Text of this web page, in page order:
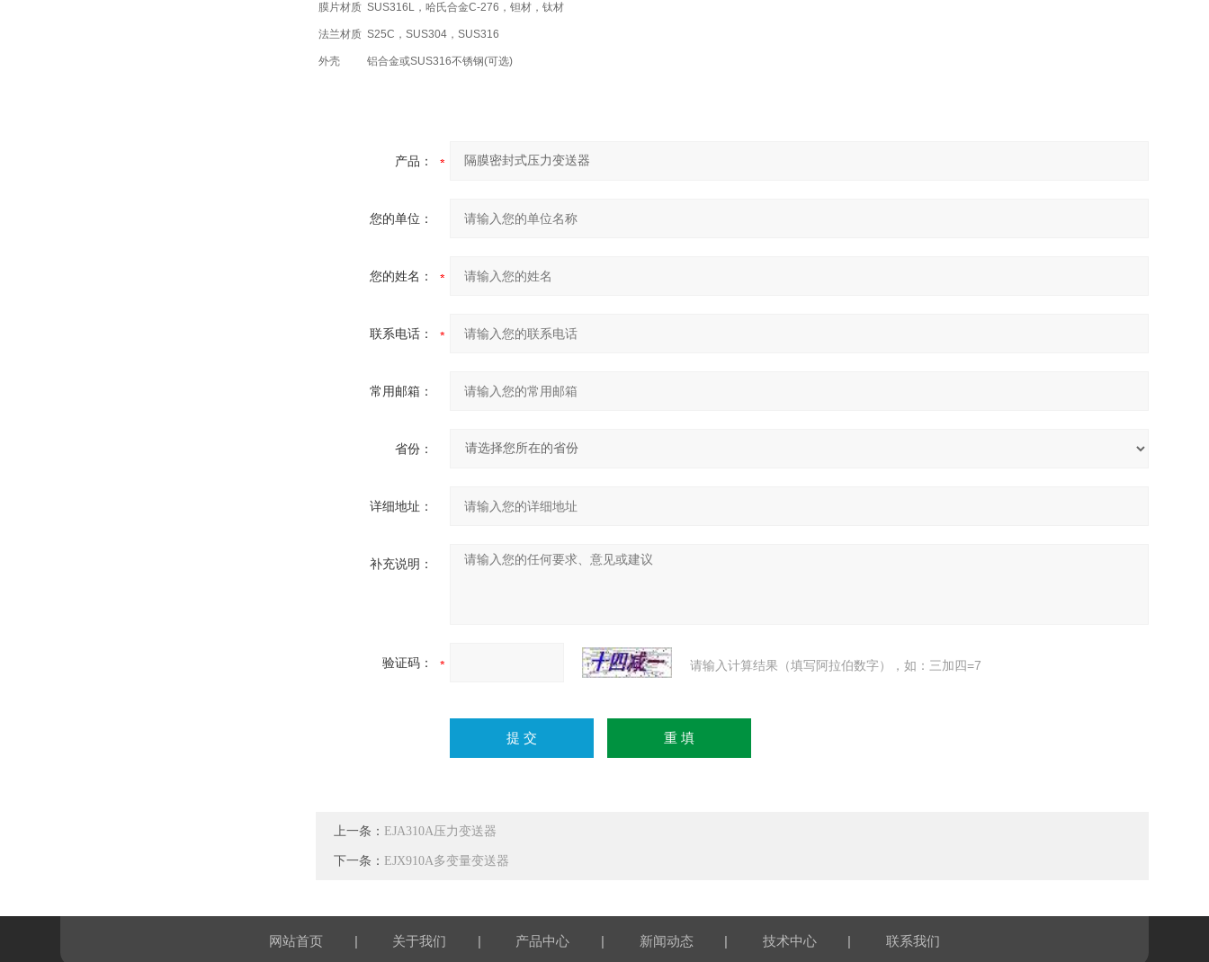
膜片材质 SUS316L，哈氏合金C-276，钽材，钛材
法兰材质 S25C，SUS304，SUS316
外壳 铝合金或SUS316不锈钢(可选)
产品：
您的单位：
您的姓名：
联系电话：
常用邮箱：
省份：
详细地址：
补充说明：
验证码： 请输入计算结果（填写阿拉伯数字），如：三加四=7
上一条： EJA310A压力变送器
下一条： EJX910A多变量变送器
网站首页 | 关于我们 | 产品中心 | 新闻动态 | 技术中心 | 联系我们